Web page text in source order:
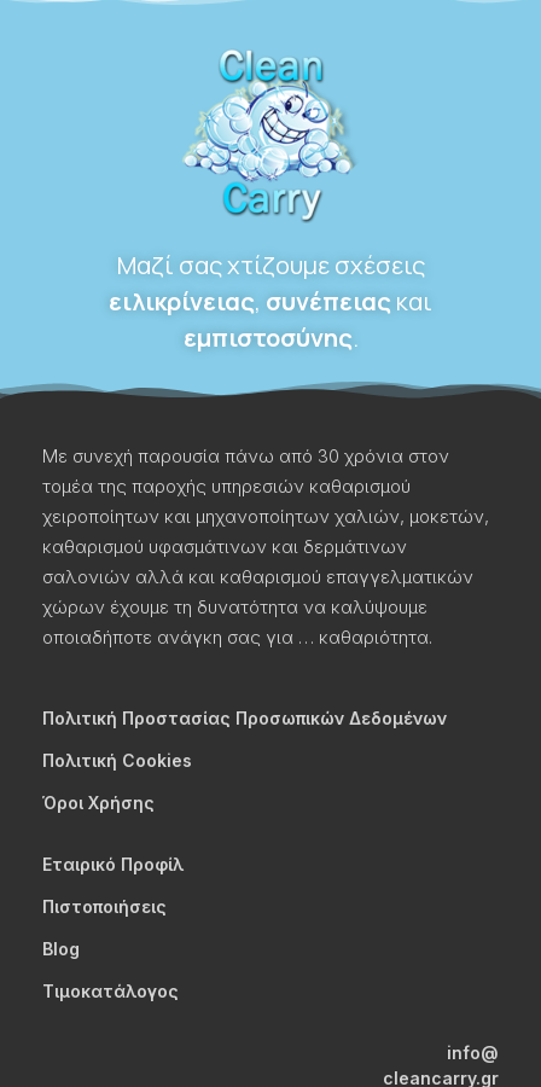
Μαζί σας χτίζουμε σχέσεις
ειλικρίνειας, συνέπειας και
εμπιστοσύνης.
Με συνεχή παρουσία πάνω από 30 χρόνια στον
τομέα της παροχής υπηρεσιών καθαρισμού
χειροποίητων και μηχανοποίητων χαλιών, μοκετών,
καθαρισμού υφασμάτινων και δερμάτινων
σαλονιών αλλά και καθαρισμού επαγγελματικών
χώρων έχουμε τη δυνατότητα να καλύψουμε
οποιαδήποτε ανάγκη σας για … καθαριότητα.
Πολιτική Προστασίας Προσωπικών Δεδομένων
Πολιτική Cookies
Όροι Χρήσης
Εταιρικό Προφίλ
Πιστοποιήσεις
Blog
Τιμοκατάλογος
info@
cleancarry.gr